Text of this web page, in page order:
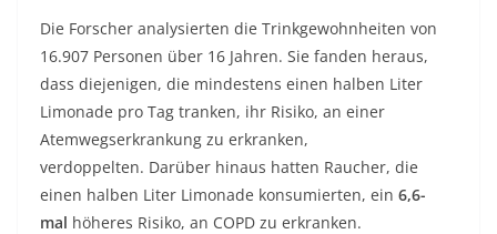
Die Forscher analysierten die Trinkgewohnheiten von
16.907 Personen über 16 Jahren. Sie fanden heraus,
dass diejenigen, die mindestens einen halben Liter
Limonade pro Tag tranken, ihr Risiko, an einer
Atemwegserkrankung zu erkranken,
verdoppelten. Darüber hinaus hatten Raucher, die
einen halben Liter Limonade konsumierten, ein 6,6-
mal höheres Risiko, an COPD zu erkranken.